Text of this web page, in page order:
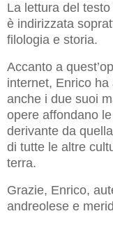
La lettura del
è indirizzata
filologia e storia.
Accanto a
internet, Enrico
anche i due suoi
opere affondano
derivante da
di tutte le altre
terra.
Grazie, Enrico,
andreolese e